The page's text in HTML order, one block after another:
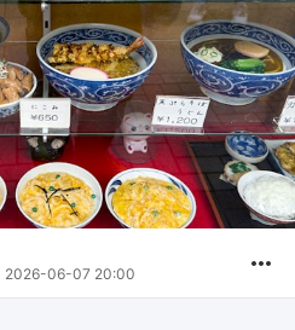
2026-06-07 20:00